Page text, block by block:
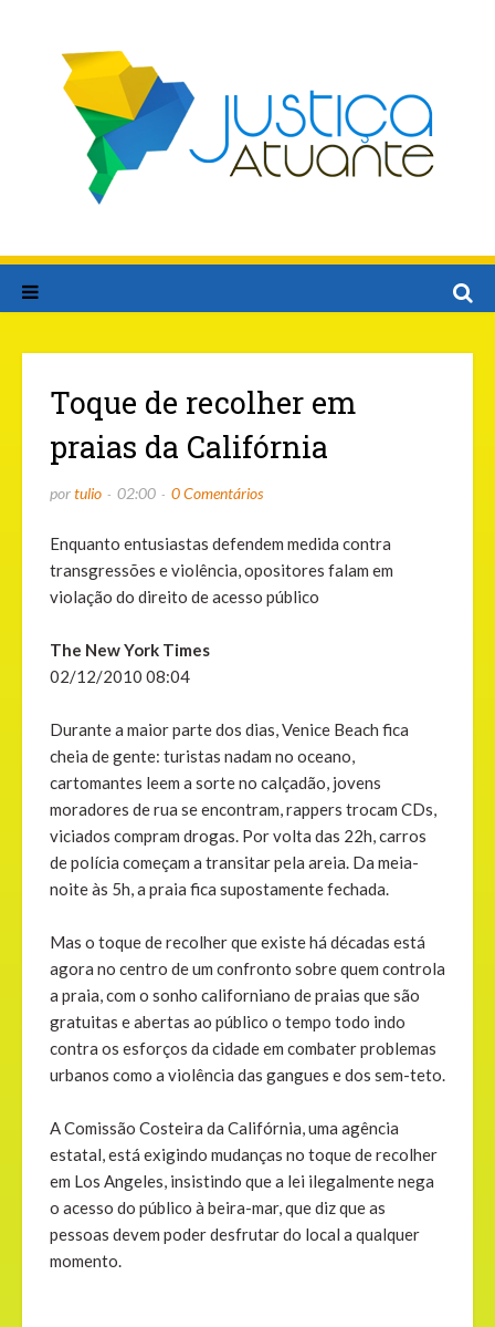
Toque de recolher em
praias da Califórnia
portulio 02:00 0 Comentários
Enquanto entusiastas defendem medida contra
transgressões e violência, opositores falam em
violação do direito de acesso público
The New York Times
02/12/2010 08:04
Durante a maior parte dos dias, Venice Beach fica
cheia de gente: turistas nadam no oceano,
cartomantes leem a sorte no calçadão, jovens
moradores de rua se encontram, rappers trocam CDs,
viciados compram drogas. Por volta das 22h, carros
de polícia começam a transitar pela areia. Da meia-
noite às 5h, a praia fica supostamente fechada.
Mas o toque de recolher que existe há décadas está
agora no centro de um confronto sobre quem controla
a praia, com o sonho californiano de praias que são
gratuitas e abertas ao público o tempo todo indo
contra os esforços da cidade em combater problemas
urbanos como a violência das gangues e dos sem-teto.
A Comissão Costeira da Califórnia, uma agência
estatal, está exigindo mudanças no toque de recolher
em Los Angeles, insistindo que a lei ilegalmente nega
o acesso do público à beira-mar, que diz que as
pessoas devem poder desfrutar do local a qualquer
momento.